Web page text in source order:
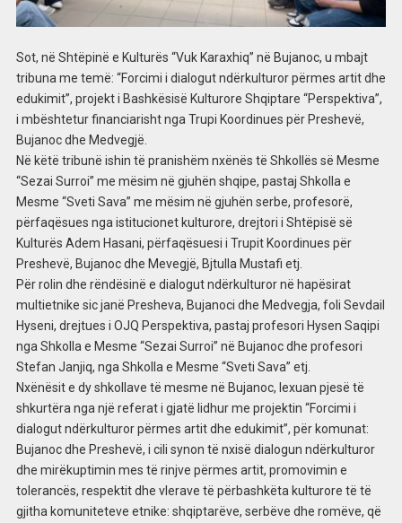
Sot, në Shtëpinë e Kulturës “Vuk Karaxhiq” në Bujanoc, u mbajt
tribuna me temë: “Forcimi i dialogut ndërkulturor përmes artit dhe
edukimit”, projekt i Bashkësisë Kulturore Shqiptare “Perspektiva”,
i mbështetur financiarisht nga Trupi Koordinues për Preshevë,
Bujanoc dhe Medvegjë.
Në këtë tribunë ishin të pranishëm nxënës të Shkollës së Mesme
“Sezai Surroi” me mësim në gjuhën shqipe, pastaj Shkolla e
Mesme “Sveti Sava” me mësim në gjuhën serbe, profesorë,
përfaqësues nga istitucionet kulturore, drejtori i Shtëpisë së
Kulturës Adem Hasani, përfaqësuesi i Trupit Koordinues për
Preshevë, Bujanoc dhe Mevegjë, Bjtulla Mustafi etj.
Për rolin dhe rëndësinë e dialogut ndërkulturor në hapësirat
multietnike sic janë Presheva, Bujanoci dhe Medvegja, foli Sevdail
Hyseni, drejtues i OJQ Perspektiva, pastaj profesori Hysen Saqipi
nga Shkolla e Mesme “Sezai Surroi” në Bujanoc dhe profesori
Stefan Janjiq, nga Shkolla e Mesme “Sveti Sava” etj.
Nxënësit e dy shkollave të mesme në Bujanoc, lexuan pjesë të
shkurtëra nga një referat i gjatë lidhur me projektin “Forcimi i
dialogut ndërkulturor përmes artit dhe edukimit”, për komunat:
Bujanoc dhe Preshevë, i cili synon të nxisë dialogun ndërkulturor
dhe mirëkuptimin mes të rinjve përmes artit, promovimin e
tolerancës, respektit dhe vlerave të përbashkëta kulturore të të
gjitha komuniteteve etnike: shqiptarëve, serbëve dhe romëve, që